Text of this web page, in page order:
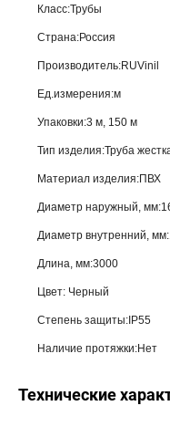
Класс:Трубы
Страна:Россия
Производитель:RUVinil
Ед.измерения:м
Упаковки:3 м, 150 м
Тип изделия:Труба
Материал изделия:ПВХ
Диаметр наружный,
Диаметр внутренний,
Длина, мм:3000
Цвет: Черный
Степень защиты:IP55
Наличие протяжки:Нет
Технические